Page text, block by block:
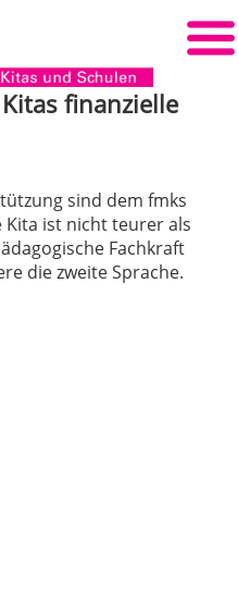
finanzielle
sind dem fmks
Kita ist nicht teurer als
Fachkraft
die zweite Sprache.